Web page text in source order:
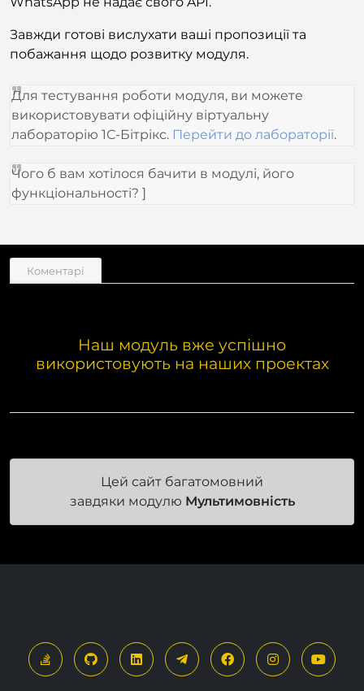
безпосередньо до Відкритої лінії, оскільки
WhatsApp не надає свого API.
Завжди готові вислухати ваші пропозиції та
Для тестування роботи модуля, ви можете
використовувати офіційну віртуальну
лабораторію 1С-Бітрікс.
Чого б вам хотілося бачити в модулі, його
Наш модуль вже успішно
Цей сайт багатомовний
завдяки модулюМультимовність